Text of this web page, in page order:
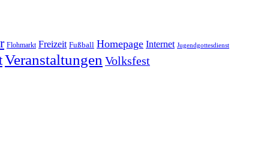
Flohmarkt Freizeit Fußball Homepage Internet Jugendgottesdienst
Veranstaltungen Volksfest